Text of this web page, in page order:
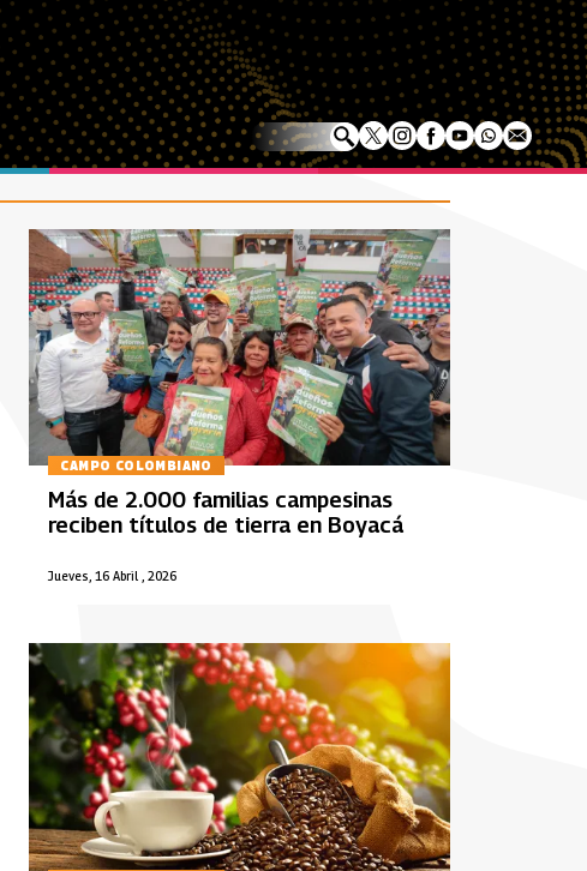
CAMPO COLOMBIANO
Jueves, 16 Abril , 2026
Más de 2.000 familias campesinas
reciben títulos de tierra en Boyacá